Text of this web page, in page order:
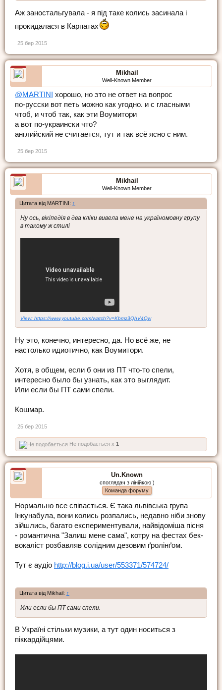
Аж заностальгувала - я під таке колись засинала і
прокидалася в Карпатах
25 бер 2015
Mikhail
Well-Known Member
@MARTINI
хорошо, но это не ответ на вопрос
по-русски вот петь можно как угодно. и с гласными
чтоб, и чтоб так, как эти Воумитори
а вот по-украински что?
английский не считается, тут и так всё ясно с ним.
25 бер 2015
Mikhail
Well-Known Member
Цитата від MARTINI: ↑
Ну ось, вікіпедія в два кліки вивела мене на україномовну групу
в такому ж стилі
View: https://www.youtube.com/watch?v=Kbmz3QhV4Qw
Ну это, конечно, интересно, да. Но всё же, не
настолько идиотично, как Воумитори.
Хотя, в общем, если б они из ПТ что-то спели,
интересно было бы узнать, как это выглядит.
Или если бы ПТ сами спели.
Кошмар.
25 бер 2015
Не подобається x 1
Un.Known
споглядач з лінійкою )
Команда форуму
Нормально все співається. Є така львівська група
Інкунабула, вони колись розпались, недавно ніби знову
зійшлись, багато експериментували, найвідоміша пісня
- романтична "Залиш мене сама", котру на фестах бек-
вокаліст розбавляв солідним дезовим ґролінґом.
Тут є аудіо http://blog.i.ua/user/553371/574724/
Цитата від Mikhail: ↑
Или если бы ПТ сами спели.
В Україні стільки музики, а тут один носиться з
піккардійцями.